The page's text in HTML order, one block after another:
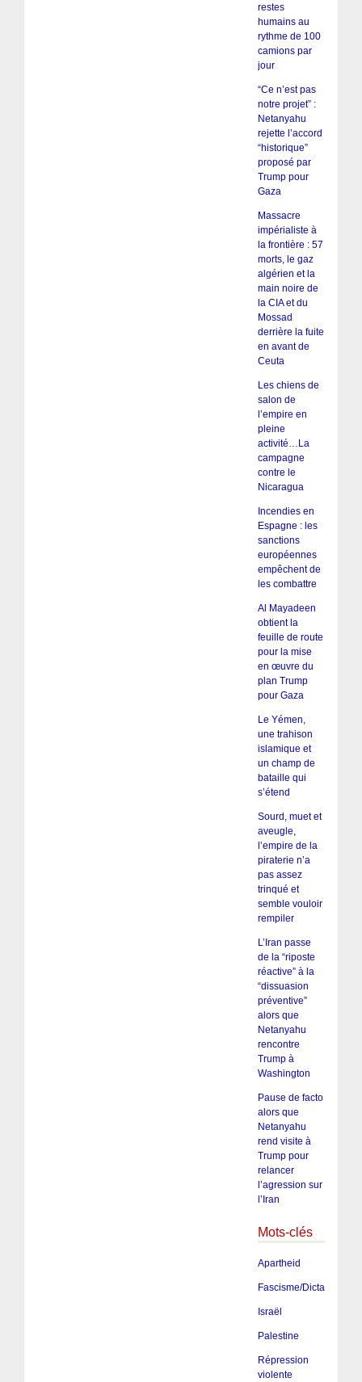
restes
humains au
rythme de 100
camions par
jour
“Ce n’est pas
notre projet” :
Netanyahu
rejette l’accord
“historique”
proposé par
Trump pour
Gaza
Massacre
impérialiste à
la frontière : 57
morts, le gaz
algérien et la
main noire de
la CIA et du
Mossad
derrière la fuite
en avant de
Ceuta
Les chiens de
salon de
l’empire en
pleine
activité…La
campagne
contre le
Nicaragua
Incendies en
Espagne : les
sanctions
européennes
empêchent de
les combattre
Al Mayadeen
obtient la
feuille de route
pour la mise
en œuvre du
plan Trump
pour Gaza
Le Yémen,
une trahison
islamique et
un champ de
bataille qui
s’étend
Sourd, muet et
aveugle,
l’empire de la
piraterie n’a
pas assez
trinqué et
semble vouloir
rempiler
L’Iran passe
de la “riposte
réactive” à la
“dissuasion
préventive”
alors que
Netanyahu
rencontre
Trump à
Washington
Pause de facto
alors que
Netanyahu
rend visite à
Trump pour
relancer
l’agression sur
l’Iran
Mots-clés
Apartheid
Fascisme/Dictature/
Israël
Palestine
Répression
violente